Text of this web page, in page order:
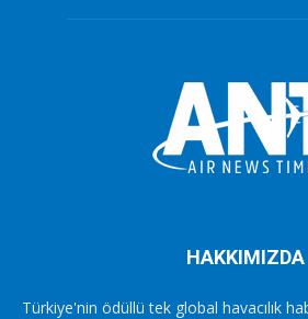
HAKKIMIZDA
Türkiye'nin ödüllü tek global havacılık